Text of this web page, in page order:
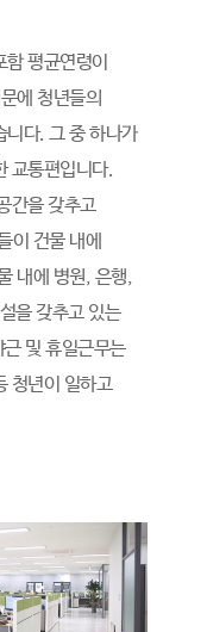
평균연령이
에 청년들의
니다. 그 중 하나가
교통편입니다.
간을 갖추고
이 건물 내에
내에 병원, 은행,
을 갖추고 있는
및 휴일근무는
청년이 일하고